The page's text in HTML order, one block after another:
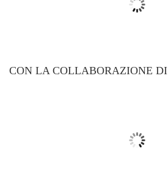
CON LA COLLABORAZIONE DI